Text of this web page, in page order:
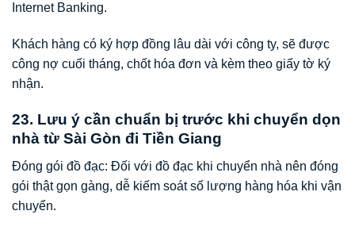
Internet Banking.
Khách hàng có ký hợp đồng lâu dài với công ty, sẽ được
công nợ cuối tháng, chốt hóa đơn và kèm theo giấy tờ ký
nhận.
23. Lưu ý cần chuẩn bị trước khi chuyển dọn
nhà từ Sài Gòn đi Tiền Giang
Đóng gói đồ đạc: Đối với đồ đạc khi chuyển nhà nên đóng
gói thật gọn gàng, dễ kiếm soát số lượng hàng hóa khi vận
chuyển.